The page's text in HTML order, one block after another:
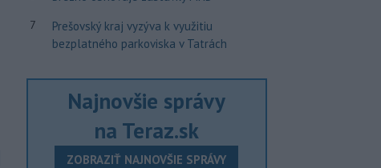
7
Prešovský kraj vyzýva k využitiu
bezplatného parkoviska v Tatrách
Najnovšie správy
na Teraz.sk
ZOBRAZIŤ NAJNOVŠIE SPRÁVY